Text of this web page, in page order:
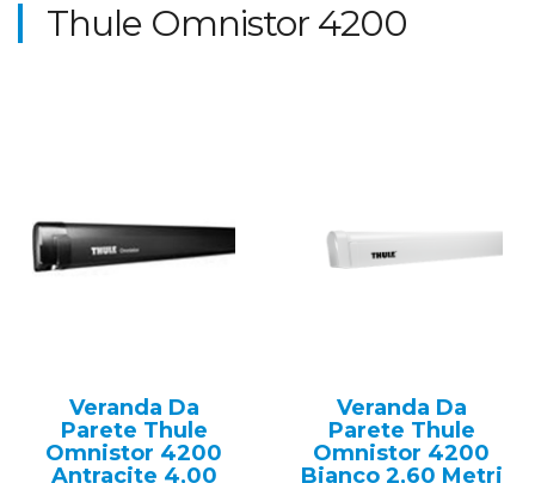
Thule Omnistor 4200
Veranda Da
Parete Thule
Omnistor 4200
Antracite 4,00
Veranda Da
Parete Thule
Omnistor 4200
Bianco 2,60 Metri